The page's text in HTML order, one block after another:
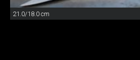
21.0/18.0 cm